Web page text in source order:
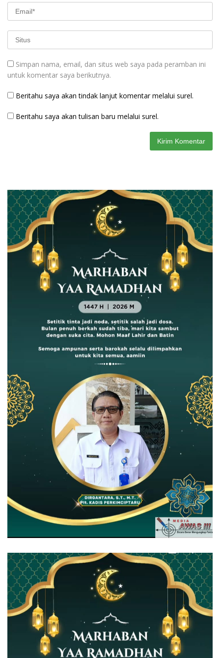
Simpan nama, email, dan situs web saya pada peramban ini
untuk komentar saya berikutnya.
Beritahu saya akan tindak lanjut komentar melalui surel.
Beritahu saya akan tulisan baru melalui surel.